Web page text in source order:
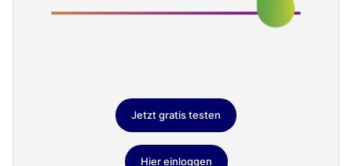
Jetzt gratis testen
Hier einloggen